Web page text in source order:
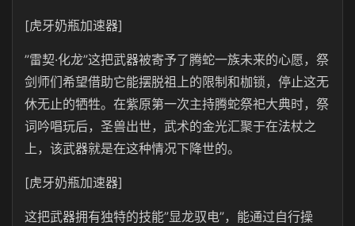
[虎牙奶瓶加速器]
”雷契·化龙”这把武器被寄予了腾蛇一族未来的心愿，祭
剑师们希望借助它能摆脱祖上的限制和枷锁，停止这无
休无止的牺牲。在紫原第一次主持腾蛇祭祀大典时，祭
词吟唱玩后，圣兽出世，武术的金光汇聚于在法杖之
上，该武器就是在这种情况下降世的。
[虎牙奶瓶加速器]
这把武器拥有独特的技能”显龙驭电”，能通过自行操